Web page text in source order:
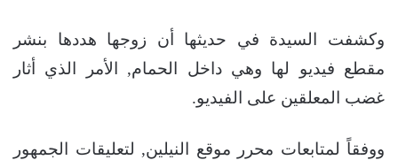
وكشفت السيدة في حديثها أن زوجها هددها بنشر
مقطع فيديو لها وهي داخل الحمام, الأمر الذي أثار
غضب المعلقين على الفيديو.
ووفقاً لمتابعات محرر موقع النيلين, لتعليقات الجمهور